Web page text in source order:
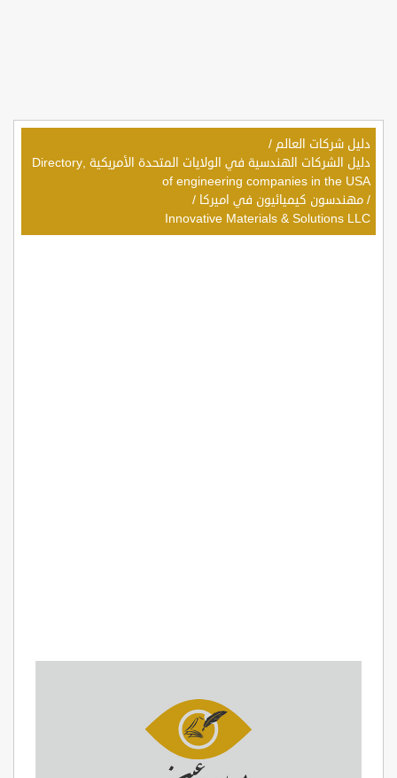
دليل شركات العالم /
دليل الشركات الهندسية في الولايات المتحدة الأمريكية ,Directory
of engineering companies in the USA
/ مهندسون كيميائيون في اميركا /
Innovative Materials & Solutions LLC